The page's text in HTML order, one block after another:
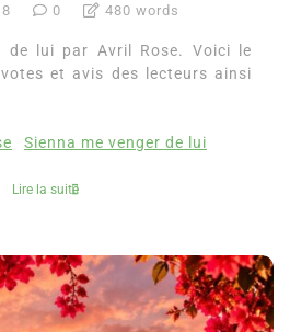
0 480 words
de lui par Avril Rose. Voici le
et avis des lecteurs ainsi
Sienna me venger de lui
Lire la suite